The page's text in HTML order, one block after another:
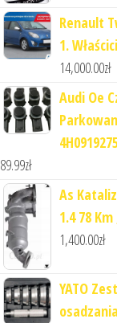
Renault
1.
14,000.00zł
Audi Oe
89.99zł
As
1.4 78
1,400.00zł
YATO